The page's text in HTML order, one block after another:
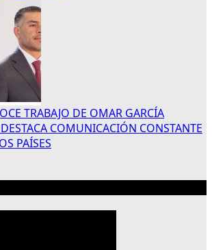
TRABAJO DE OMAR GARCÍA
COMUNICACIÓN CONSTANTE
PAÍSES